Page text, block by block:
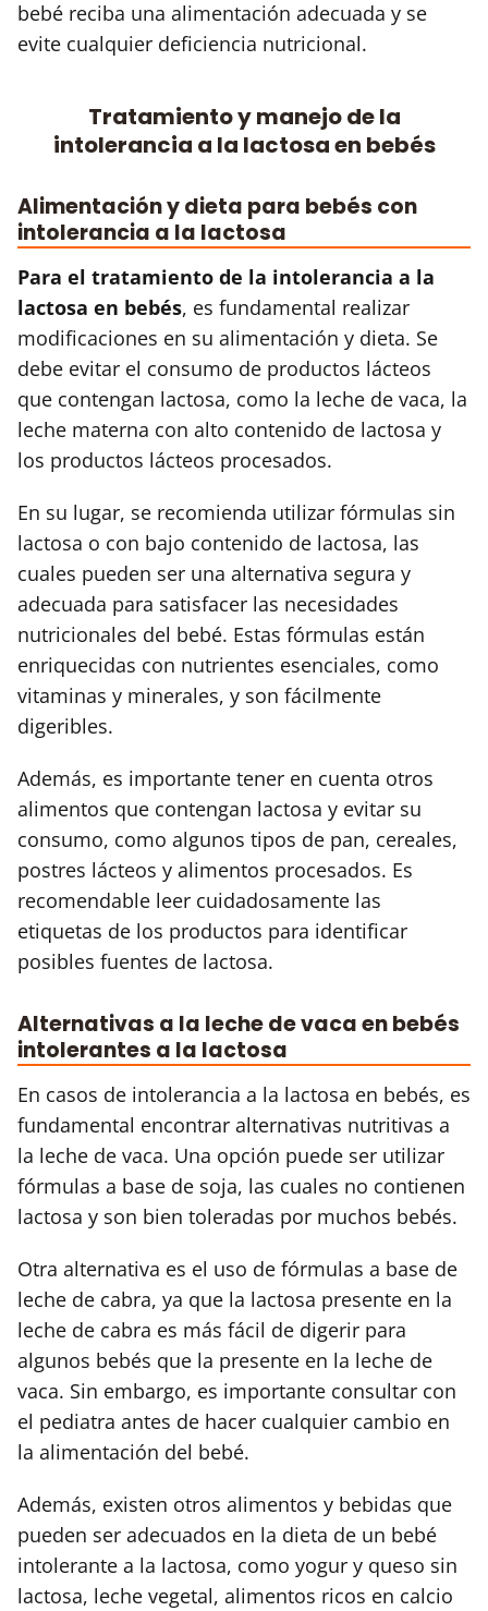
bebé reciba una alimentación adecuada y se
evite cualquier deficiencia nutricional.
Tratamiento y manejo de la
intolerancia a la lactosa en bebés
Alimentación y dieta para bebés con
intolerancia a la lactosa
Para el tratamiento de la intolerancia a la
lactosa en bebés, es fundamental realizar
modificaciones en su alimentación y dieta. Se
debe evitar el consumo de productos lácteos
que contengan lactosa, como la leche de vaca, la
leche materna con alto contenido de lactosa y
los productos lácteos procesados.
En su lugar, se recomienda utilizar fórmulas sin
lactosa o con bajo contenido de lactosa, las
cuales pueden ser una alternativa segura y
adecuada para satisfacer las necesidades
nutricionales del bebé. Estas fórmulas están
enriquecidas con nutrientes esenciales, como
vitaminas y minerales, y son fácilmente
digeribles.
Además, es importante tener en cuenta otros
alimentos que contengan lactosa y evitar su
consumo, como algunos tipos de pan, cereales,
postres lácteos y alimentos procesados. Es
recomendable leer cuidadosamente las
etiquetas de los productos para identificar
posibles fuentes de lactosa.
Alternativas a la leche de vaca en bebés
intolerantes a la lactosa
En casos de intolerancia a la lactosa en bebés, es
fundamental encontrar alternativas nutritivas a
la leche de vaca. Una opción puede ser utilizar
fórmulas a base de soja, las cuales no contienen
lactosa y son bien toleradas por muchos bebés.
Otra alternativa es el uso de fórmulas a base de
leche de cabra, ya que la lactosa presente en la
leche de cabra es más fácil de digerir para
algunos bebés que la presente en la leche de
vaca. Sin embargo, es importante consultar con
el pediatra antes de hacer cualquier cambio en
la alimentación del bebé.
Además, existen otros alimentos y bebidas que
pueden ser adecuados en la dieta de un bebé
intolerante a la lactosa, como yogur y queso sin
lactosa, leche vegetal, alimentos ricos en calcio